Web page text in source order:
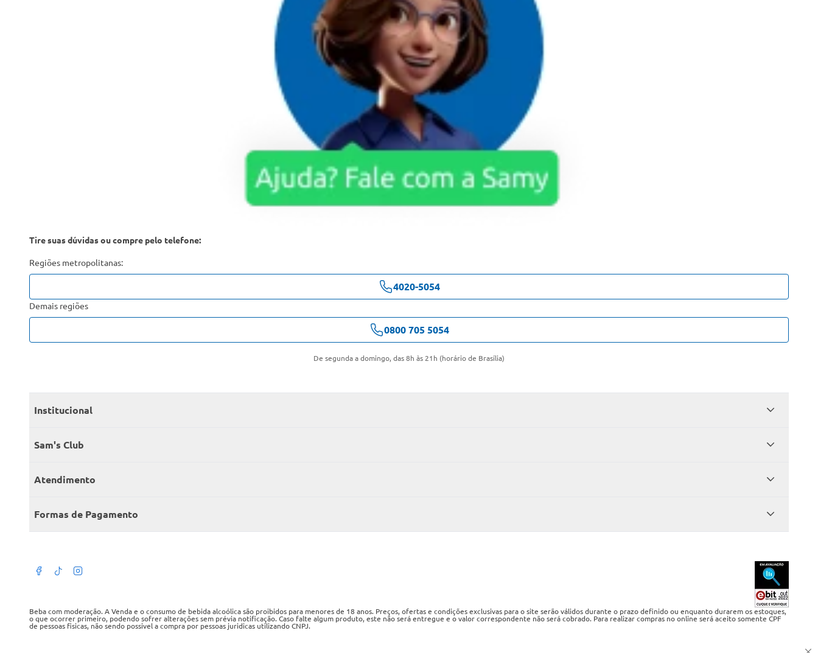
Tire suas dúvidas ou compre pelo telefone:
Regiões metropolitanas:
4020-5054
Demais regiões
0800 705 5054
De segunda a domingo, das 8h às 21h (horário de Brasília)
Institucional
Quem somos
Encontre um Clube
Sam's Club
Seja sócio
Member’s Mark
Atendimento
Fale conosco
Atendimento em libras
Termos de Uso
Política de privacidade
Formas de Pagamento
Beba com moderação. A Venda e o consumo de bebida alcoólica são proibidos para menores de 18 anos. Preços, ofertas e condições exclusivas para o site serão válidos durante o prazo definido ou enquanto durarem os estoques,
o que ocorrer primeiro, podendo sofrer alterações sem prévia notificação. Caso falte algum produto, este não será entregue e o valor correspondente não será cobrado. Para realizar compras no online será aceito somente CPF
de pessoas fisicas, não sendo possivel a compra por pessoas juridicas utilizando CNPJ.